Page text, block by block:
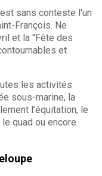
sans conteste l'un
François. Ne
et la "Fête des
et
les activités
sous-marine, la
l’équitation, le
quad ou encore